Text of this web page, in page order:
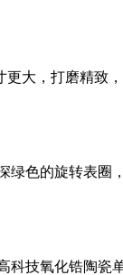
大，打磨精致
绿色的旋转表圈
科技氧化锆陶瓷